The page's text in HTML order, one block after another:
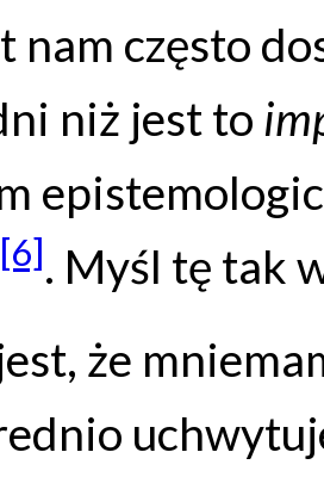
nam często
niż jest to
[6]. Myśl tę tak
że